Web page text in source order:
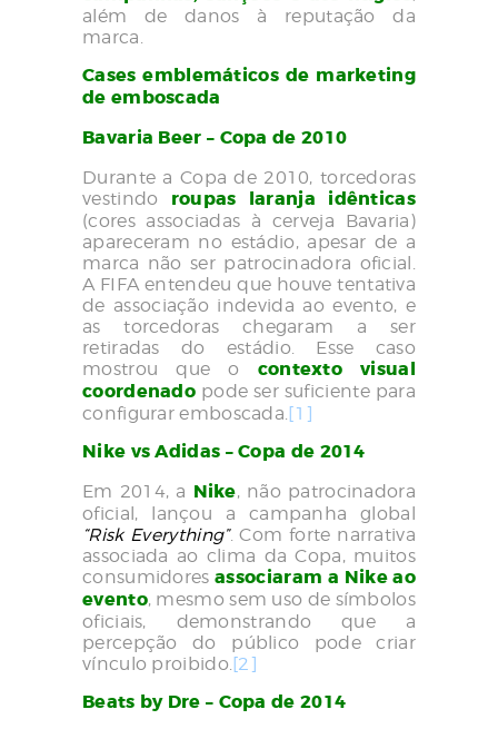
além de danos à reputação da
marca.
Cases emblemáticos de marketing
de emboscada
Bavaria Beer – Copa de 2010
Durante a Copa de 2010, torcedoras
vestindo roupas laranja idênticas
(cores associadas à cerveja Bavaria)
apareceram no estádio, apesar de a
marca não ser patrocinadora oficial.
A FIFA entendeu que houve tentativa
de associação indevida ao evento, e
as torcedoras chegaram a ser
retiradas do estádio. Esse caso
mostrou que o contexto visual
coordenado pode ser suficiente para
configurar emboscada. [1]
Nike vs Adidas – Copa de 2014
Em 2014, a Nike, não patrocinadora
oficial, lançou a campanha global
“Risk Everything”. Com forte narrativa
associada ao clima da Copa, muitos
consumidoresassociaram a Nike ao
evento, mesmo sem uso de símbolos
oficiais, demonstrando que a
percepção do público pode criar
vínculo proibido. [2]
Beats by Dre – Copa de 2014